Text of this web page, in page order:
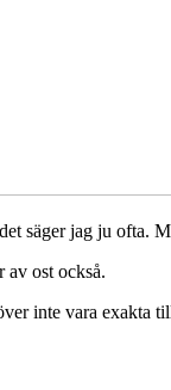
säger jag ju ofta.
av ost också.
inte vara exakta